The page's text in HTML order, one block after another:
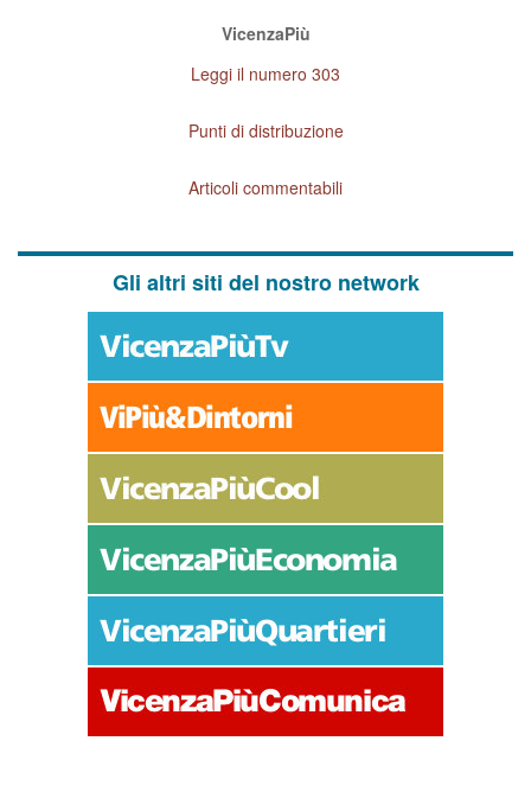
VicenzaPiù
Leggi il numero 303
Punti di distribuzione
Articoli commentabili
Gli altri siti del nostro network